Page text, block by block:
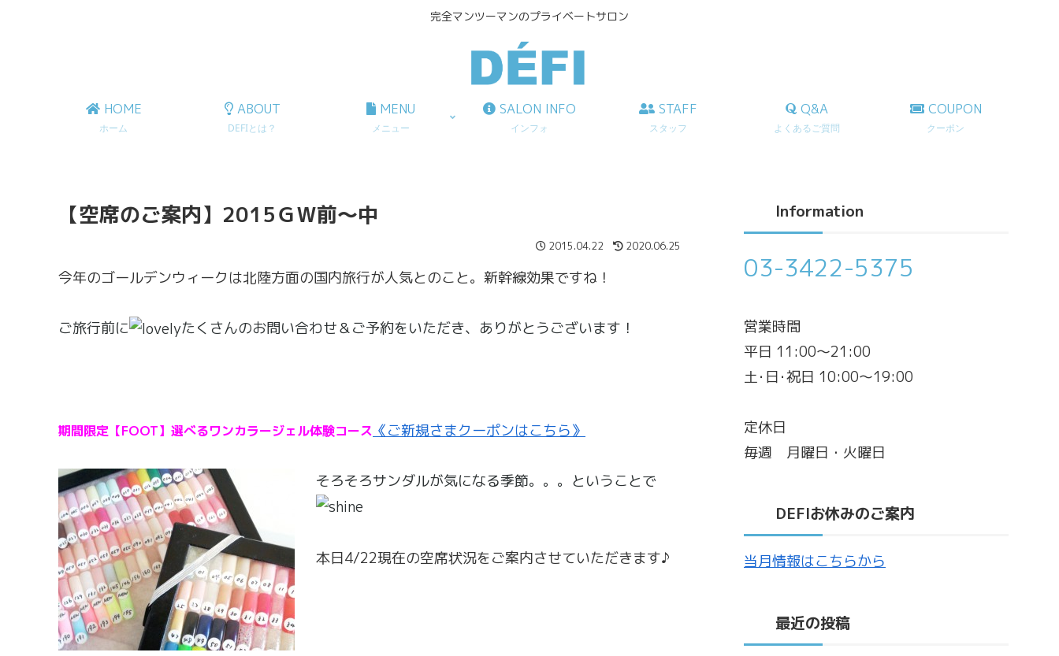
完全マンツーマンのプライベートサロン
HOME
ホーム
ABOUT
DEFIとは？
MENU
メニュー
SALON INFO
インフォ
STAFF
スタッフ
Q&A
よくあるご質問
COUPON
クーポン
【空席のご案内】2015ＧＷ前～中
2015.04.22 2020.06.25
今年のゴールデンウィークは北陸方面の国内旅行が人気とのこと。新幹線効果ですね！
ご旅行前に たくさんのお問い合わせ＆ご予約をいただき、ありがとうございます！
期間限定【FOOT】選べるワンカラージェル体験コース 《ご新規さまクーポンはこちら》
そろそろサンダルが気になる季節。。。ということで
本日4/22現在の空席状況をご案内させていただきます♪
Information
03-3422-5375
営業時間
平日 11:00～21:00
土･日･祝日 10:00～19:00
定休日
毎週 月曜日・火曜日
DEFIお休みのご案内
当月情報はこちらから
最近の投稿